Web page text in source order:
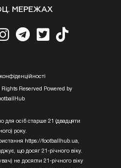
МЕРЕЖАХ
конфiденцiйностi
Reserved Powered by
осіб старше 21 (двадцяти
року.
https://footballhub.ua,
що досяг 21-річного віку.
не досягли 21-річного віку